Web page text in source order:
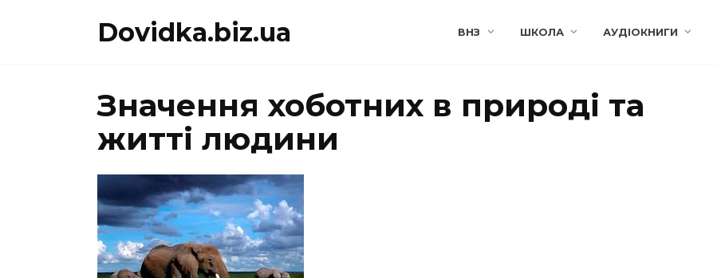
Dovidka.biz.ua ВНЗ ШКОЛА АУДІОКНИГИ
Значення хоботних в природі та
житті людини